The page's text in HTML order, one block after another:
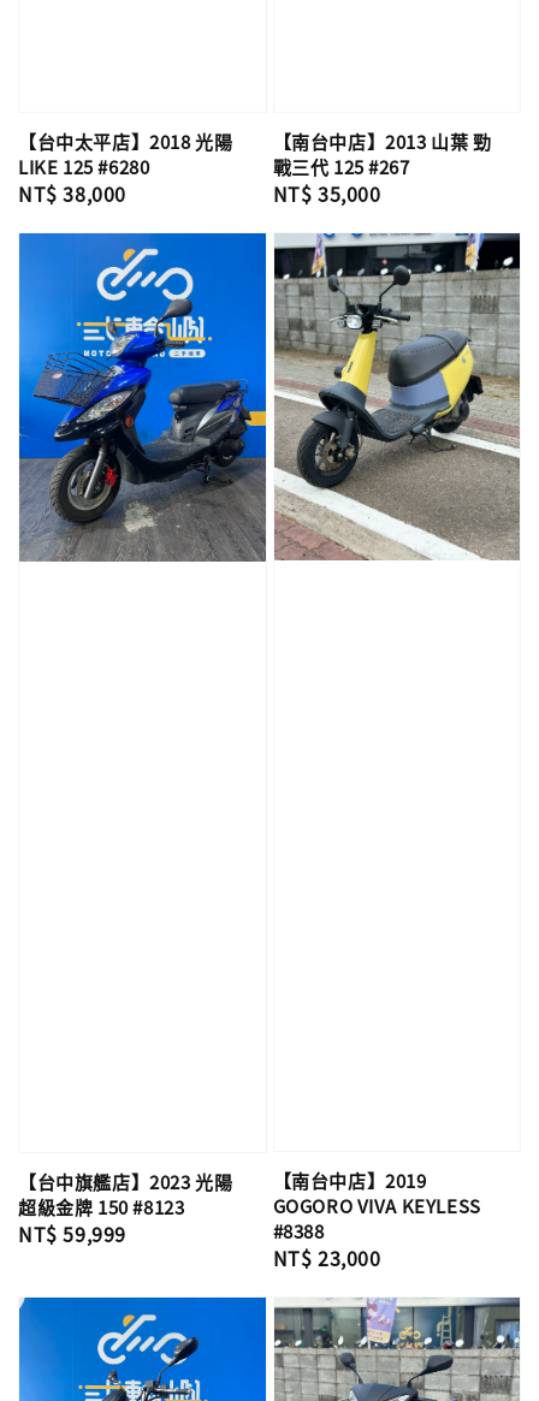
【台中太平店】2018 光陽
LIKE 125 #6280
Regular
NT$ 38,000
【南台中店】2013 山葉 勁
戰三代 125 #267
Regular
NT$ 35,000
【台中旗艦店】2023 光陽
超級金牌 150 #8123
Regular
NT$ 59,999
【南台中店】2019
GOGORO VIVA KEYLESS
#8388
Regular
NT$ 23,000